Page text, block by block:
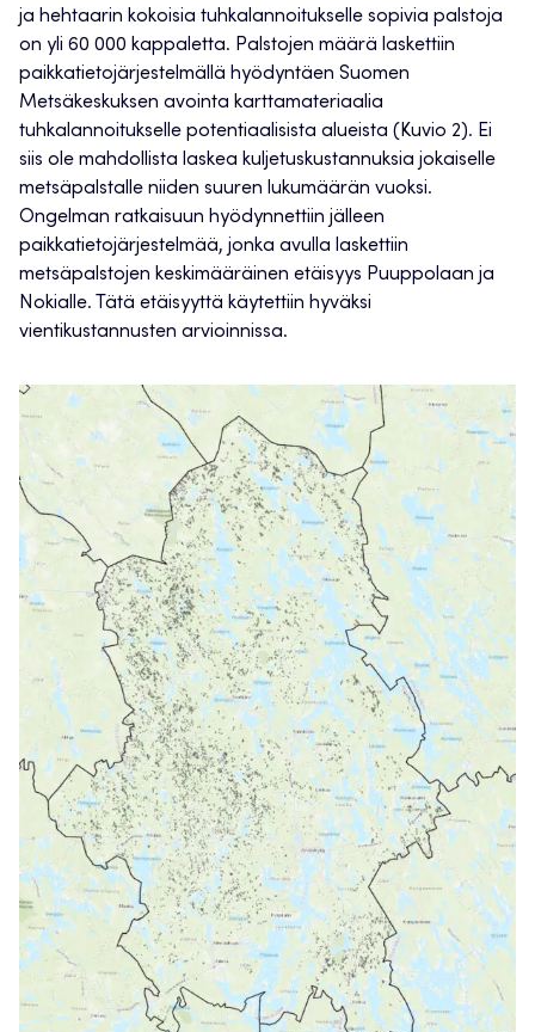
ja hehtaarin kokoisia tuhkalannoitukselle sopivia palstoja
on yli 60 000 kappaletta. Palstojen määrä laskettiin
paikkatietojärjestelmällä hyödyntäen Suomen
Metsäkeskuksen avointa karttamateriaalia
tuhkalannoitukselle potentiaalisista alueista (Kuvio 2). Ei
siis ole mahdollista laskea kuljetuskustannuksia jokaiselle
metsäpalstalle niiden suuren lukumäärän vuoksi.
Ongelman ratkaisuun hyödynnettiin jälleen
paikkatietojärjestelmää, jonka avulla laskettiin
metsäpalstojen keskimääräinen etäisyys Puuppolaan ja
Nokialle. Tätä etäisyyttä käytettiin hyväksi
vientikustannusten arvioinnissa.